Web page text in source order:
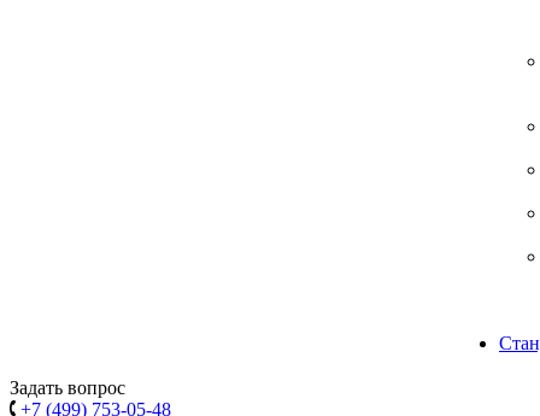
Задать вопрос
+7 (499) 753-05-48